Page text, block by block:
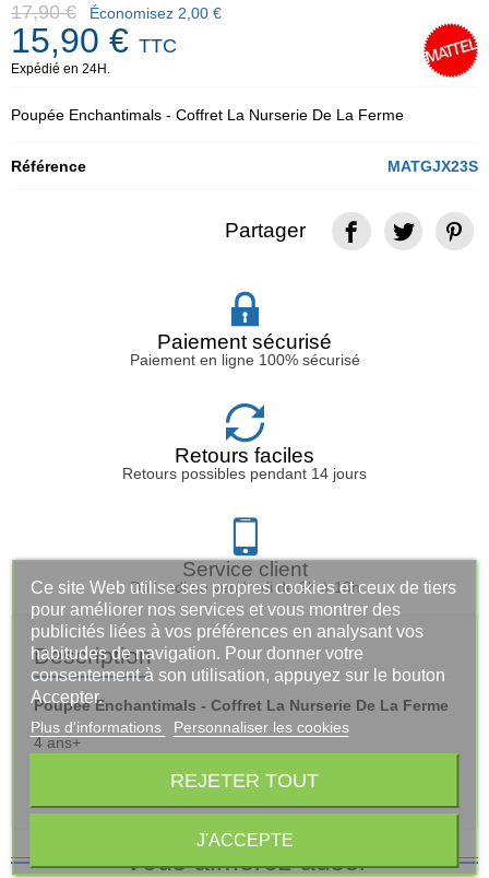
17,90 € Économisez 2,00 €
15,90 € TTC
Expédié en 24H.
Poupée Enchantimals - Coffret La Nurserie De La Ferme
Référence MATGJX23S
Partager
Paiement sécurisé
Paiement en ligne 100% sécurisé
Retours faciles
Retours possibles pendant 14 jours
Service client
Du lundi au vendredi de 9h à 18h
Description
Poupée Enchantimals - Coffret La Nurserie De La Ferme
4 ans+
(ne convient pas aux enfants de moins de 36 mois)
Vous aimerez aussi
Ce site Web utilise ses propres cookies et ceux de tiers
pour améliorer nos services et vous montrer des
publicités liées à vos préférences en analysant vos
habitudes de navigation. Pour donner votre
consentement à son utilisation, appuyez sur le bouton
Accepter.
Plus d'informations Personnaliser les cookies
REJETER TOUT
J'ACCEPTE